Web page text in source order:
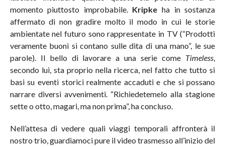
momento piuttosto improbabile. Kripke ha in sostanza
affermato di non gradire molto il modo in cui le storie
ambientate nel futuro sono rappresentate in TV (“Prodotti
veramente buoni si contano sulle dita di una mano”, le sue
parole). Il bello di lavorare a una serie come Timeless,
secondo lui, sta proprio nella ricerca, nel fatto che tutto si
basi su eventi storici realmente accaduti e che si possano
narrare diversi avvenimenti. “Richiedetemelo alla stagione
sette o otto, magari, ma non prima”, ha concluso.
Nell’attesa di vedere quali viaggi temporali affronterà il
nostro trio, guardiamoci pure il video trasmesso all’inizio del